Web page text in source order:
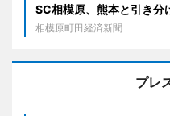
SC相模原、熊本と引き
相模原町田経済新聞
プレ